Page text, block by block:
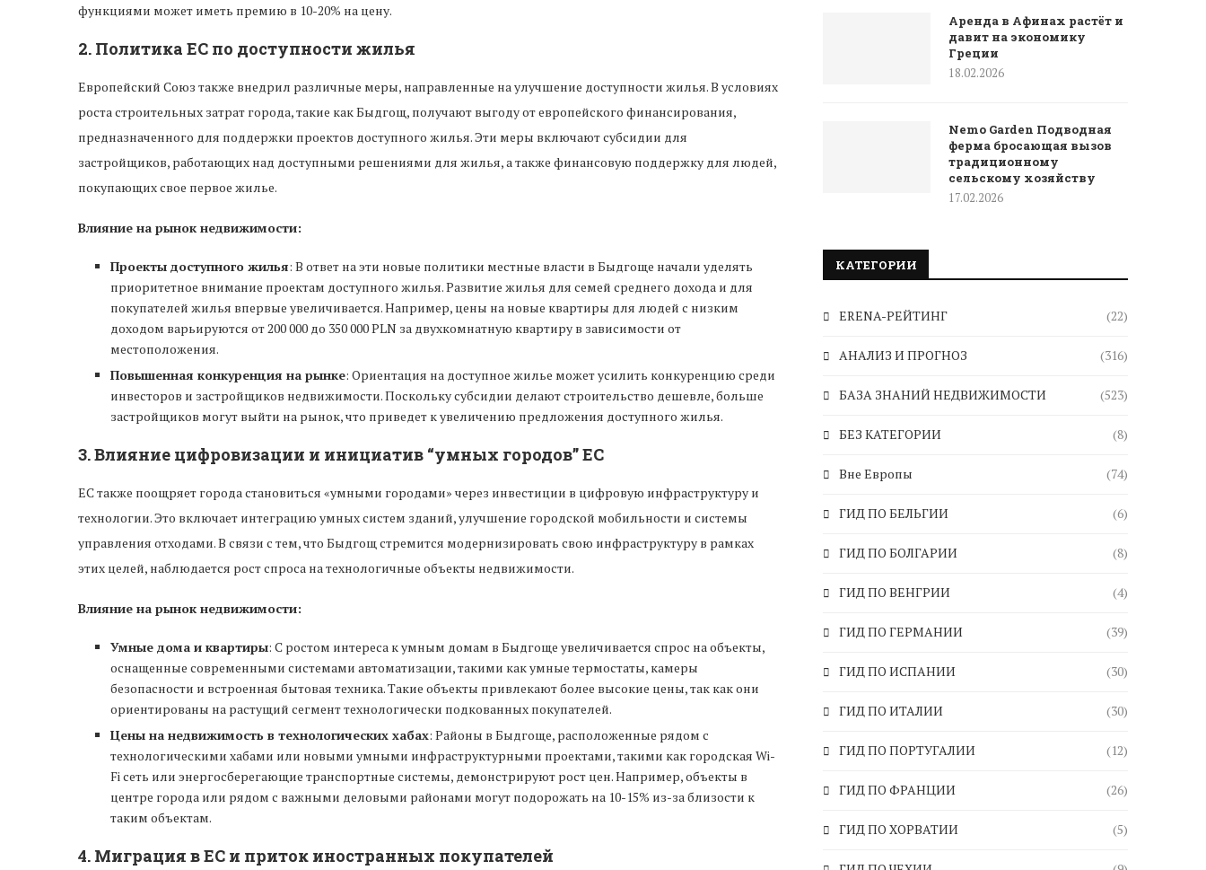
функциями может иметь премию в 10-20% на цену.
2. Политика ЕС по доступности жилья
Европейский Союз также внедрил различные меры, направленные на улучшение доступности жилья. В условиях
роста строительных затрат города, такие как Быдгощ, получают выгоду от европейского финансирования,
предназначенного для поддержки проектов доступного жилья. Эти меры включают субсидии для
застройщиков, работающих над доступными решениями для жилья, а также финансовую поддержку для людей,
покупающих свое первое жилье.
Влияние на рынок недвижимости:
Проекты доступного жилья: В ответ на эти новые политики местные власти в Быдгоще начали уделять
приоритетное внимание проектам доступного жилья. Развитие жилья для семей среднего дохода и для
покупателей жилья впервые увеличивается. Например, цены на новые квартиры для людей с низким
доходом варьируются от 200 000 до 350 000 PLN за двухкомнатную квартиру в зависимости от
местоположения.
Повышенная конкуренция на рынке: Ориентация на доступное жилье может усилить конкуренцию среди
инвесторов и застройщиков недвижимости. Поскольку субсидии делают строительство дешевле, больше
застройщиков могут выйти на рынок, что приведет к увеличению предложения доступного жилья.
3.Влияние цифровизации и инициатив “умных городов” ЕС
ЕС также поощряет города становиться «умными городами» через инвестиции в цифровую инфраструктуру и
технологии. Это включает интеграцию умных систем зданий, улучшение городской мобильности и системы
управления отходами. В связи с тем, что Быдгощ стремится модернизировать свою инфраструктуру в рамках
этих целей, наблюдается рост спроса на технологичные объекты недвижимости.
Влияние на рынок недвижимости:
Умные дома и квартиры: С ростом интереса к умным домам в Быдгоще увеличивается спрос на объекты,
оснащенные современными системами автоматизации, такими как умные термостаты, камеры
безопасности и встроенная бытовая техника. Такие объекты привлекают более высокие цены, так как они
ориентированы на растущий сегмент технологически подкованных покупателей.
Цены на недвижимость в технологических хабах: Районы в Быдгоще, расположенные рядом с
технологическими хабами или новыми умными инфраструктурными проектами, такими как городская Wi-
Fi сеть или энергосберегающие транспортные системы, демонстрируют рост цен. Например, объекты в
центре города или рядом с важными деловыми районами могут подорожать на 10-15% из-за близости к
таким объектам.
4. Миграция в ЕС и приток иностранных покупателей
Аренда в Афинах растёт и
давит на экономику
Греции
18.02.2026
Nemo Garden Подводная
ферма бросающая вызов
традиционному
сельскому хозяйству
17.02.2026
КАТЕГОРИИ
ERENA-РЕЙТИНГ (22)
АНАЛИЗ И ПРОГНОЗ (316)
БАЗА ЗНАНИЙ НЕДВИЖИМОСТИ (523)
БЕЗ КАТЕГОРИИ (8)
Вне Европы (74)
ГИД ПО БЕЛЬГИИ (6)
ГИД ПО БОЛГАРИИ (8)
ГИД ПО ВЕНГРИИ (4)
ГИД ПО ГЕРМАНИИ (39)
ГИД ПО ИСПАНИИ (30)
ГИД ПО ИТАЛИИ (30)
ГИД ПО ПОРТУГАЛИИ (12)
ГИД ПО ФРАНЦИИ (26)
ГИД ПО ХОРВАТИИ (5)